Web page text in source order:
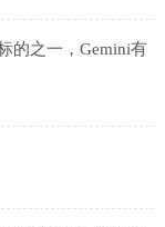
的之一，Gemini有